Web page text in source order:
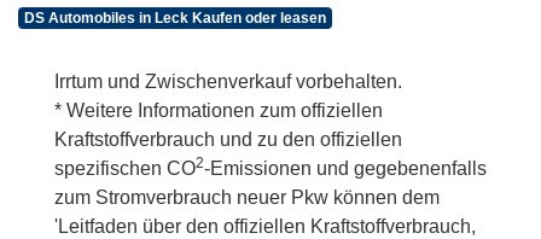
DS Automobiles in Leck Kaufen oder leasen
Irrtum und Zwischenverkauf vorbehalten.
* Weitere Informationen zum offiziellen
Kraftstoffverbrauch und zu den offiziellen
spezifischen CO2-Emissionen und gegebenenfalls
zum Stromverbrauch neuer Pkw können dem
'Leitfaden über den offiziellen Kraftstoffverbrauch,